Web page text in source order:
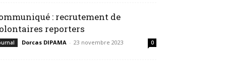
: recrutement de
reporters
Dorcas DIPAMA - 23 novembre 2023 0